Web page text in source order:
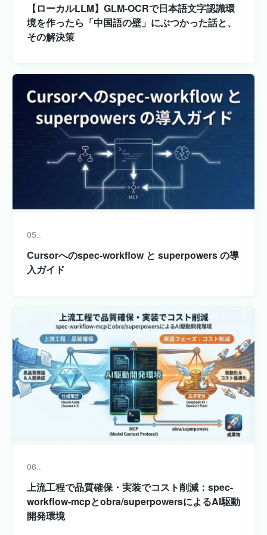
【ローカルLLM】GLM-OCRで日本語文字認識環
境を作ったら「中国語の壁」にぶつかった話と、
その解決策
05..
Cursorへのspec-workflow と superpowers の導
入ガイド
06..
上流工程で品質確保・実装でコスト削減：spec-
workflow-mcpとobra/superpowersによるAI駆動
開発環境